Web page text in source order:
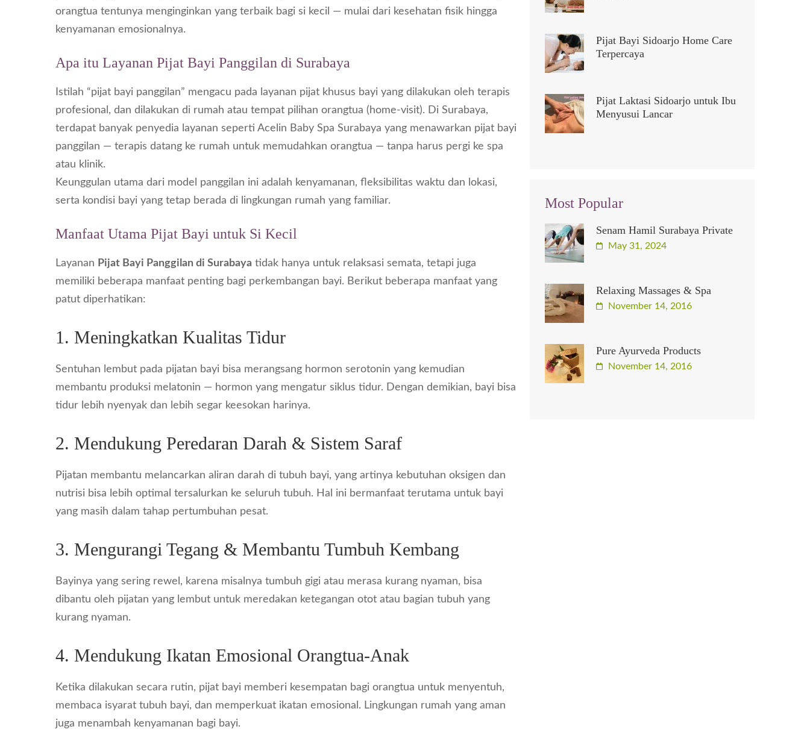
orangtua tentunya menginginkan yang terbaik bagi si kecil — mulai dari kesehatan fisik hingga
kenyamanan emosionalnya.
Apa itu Layanan Pijat Bayi Panggilan di Surabaya
Istilah “pijat bayi panggilan” mengacu pada layanan pijat khusus bayi yang dilakukan oleh terapis
profesional, dan dilakukan di rumah atau tempat pilihan orangtua (home-visit). Di Surabaya,
terdapat banyak penyedia layanan seperti Acelin Baby Spa Surabaya yang menawarkan pijat bayi
panggilan — terapis datang ke rumah untuk memudahkan orangtua — tanpa harus pergi ke spa
atau klinik.
Keunggulan utama dari model panggilan ini adalah kenyamanan, fleksibilitas waktu dan lokasi,
serta kondisi bayi yang tetap berada di lingkungan rumah yang familiar.
Manfaat Utama Pijat Bayi untuk Si Kecil
Layanan Pijat Bayi Panggilan di Surabaya tidak hanya untuk relaksasi semata, tetapi juga
memiliki beberapa manfaat penting bagi perkembangan bayi. Berikut beberapa manfaat yang
patut diperhatikan:
1. Meningkatkan Kualitas Tidur
Sentuhan lembut pada pijatan bayi bisa merangsang hormon serotonin yang kemudian
membantu produksi melatonin — hormon yang mengatur siklus tidur. Dengan demikian, bayi bisa
tidur lebih nyenyak dan lebih segar keesokan harinya.
2. Mendukung Peredaran Darah & Sistem Saraf
Pijatan membantu melancarkan aliran darah di tubuh bayi, yang artinya kebutuhan oksigen dan
nutrisi bisa lebih optimal tersalurkan ke seluruh tubuh. Hal ini bermanfaat terutama untuk bayi
yang masih dalam tahap pertumbuhan pesat.
3. Mengurangi Tegang & Membantu Tumbuh Kembang
Bayinya yang sering rewel, karena misalnya tumbuh gigi atau merasa kurang nyaman, bisa
dibantu oleh pijatan yang lembut untuk meredakan ketegangan otot atau bagian tubuh yang
kurang nyaman.
4. Mendukung Ikatan Emosional Orangtua-Anak
Ketika dilakukan secara rutin, pijat bayi memberi kesempatan bagi orangtua untuk menyentuh,
membaca isyarat tubuh bayi, dan memperkuat ikatan emosional. Lingkungan rumah yang aman
juga menambah kenyamanan bagi bayi.
Pijat Bayi Sidoarjo Home Care
Terpercaya
Pijat Laktasi Sidoarjo untuk Ibu
Menyusui Lancar
Most Popular
Senam Hamil Surabaya Private
May 31, 2024
Relaxing Massages & Spa
November 14, 2016
Pure Ayurveda Products
November 14, 2016